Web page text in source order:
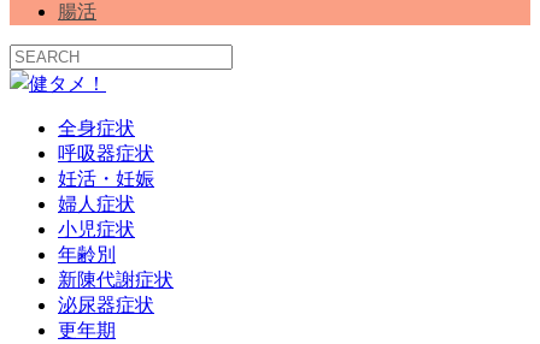
腸活
全身症状
呼吸器症状
妊活・妊娠
婦人症状
小児症状
年齢別
新陳代謝症状
泌尿器症状
更年期